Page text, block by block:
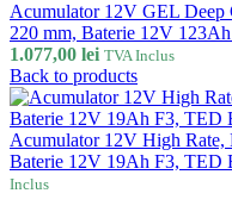
Acumulator 12V GEL Deep
220 mm, Baterie 12V
1.077,00 lei TVA Inclus
Back to products
Acumulator 12V High Rate,
Baterie 12V 19Ah F3, TED
Inclus